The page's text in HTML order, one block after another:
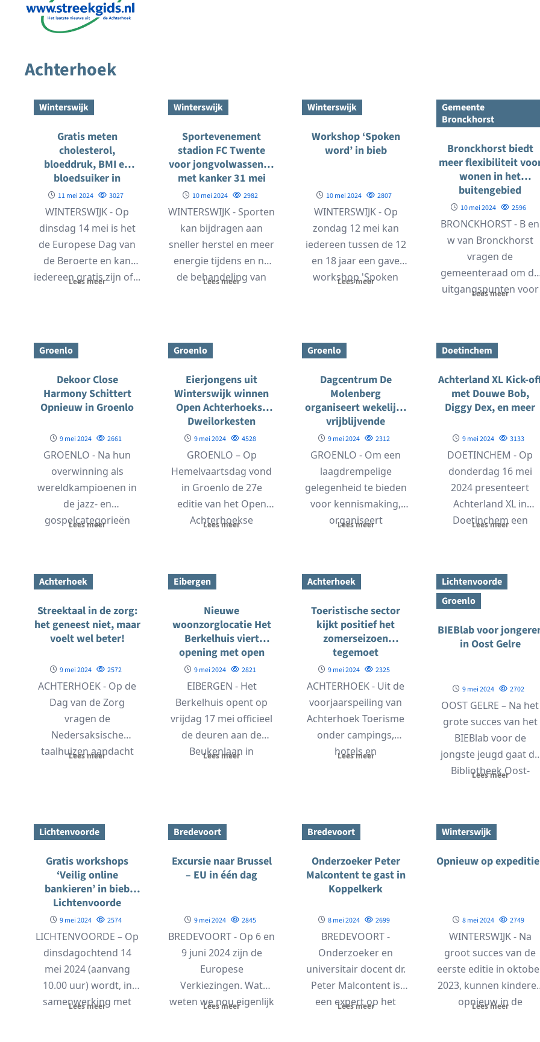
Achterhoek
Winterswijk
Gratis meten
cholesterol,
bloeddruk, BMI en
bloedsuiker in
ziekenhuis
Winterswijk
11 mei 2024 3027
WINTERSWIJK - Op
dinsdag 14 mei is het
de Europese Dag van
de Beroerte en kan
iedereen gratis zijn of...
Lees meer
Winterswijk
Sportevenement
stadion FC Twente
voor jongvolwassenen
met kanker 31 mei
2024
10 mei 2024 2982
WINTERSWIJK - Sporten
kan bijdragen aan
sneller herstel en meer
energie tijdens en na
de behandeling van
Lees meer
Winterswijk
Workshop ‘Spoken
word’ in bieb
10 mei 2024 2807
WINTERSWIJK - Op
zondag 12 mei kan
iedereen tussen de 12
en 18 jaar een gave
workshop 'Spoken
Lees meer
Gemeente
Bronckhorst
Bronckhorst biedt
meer flexibiliteit
wonen in het
buitengebied
10 mei 2024 2596
BRONCKHORST - B en
w van Bronckhorst
vragen de
gemeenteraad om de
uitgangspunten voor
Lees meer
Groenlo
Dekoor Close
Harmony Schittert
Opnieuw in Groenlo
9 mei 2024 2661
GROENLO - Na hun
overwinning als
wereldkampioenen in
de jazz- en
gospelcategorieën
Lees meer
Groenlo
Eierjongens uit
Winterswijk winnen
Open Achterhoekse
Dweilorkesten
Kampioenschap
9 mei 2024 4528
GROENLO – Op
Hemelvaartsdag vond
in Groenlo de 27e
editie van het Open
Achterhoekse
Lees meer
Groenlo
Dagcentrum De
Molenberg
organiseert wekelijks
vrijblijvende
informatiemoment
9 mei 2024 2312
GROENLO - Om een
laagdrempelige
gelegenheid te bieden
voor kennismaking,
organiseert
vrijblijvende...
Lees meer
Doetinchem
Achterland XL Kick-
met Douwe Bob,
Diggy Dex, en meer
9 mei 2024 3133
DOETINCHEM - Op
donderdag 16 mei
2024 presenteert
Achterland XL in
Doetinchem een
Lees meer
Achterhoek
Streektaal in de zorg:
het geneest niet, maar
voelt wel beter!
9 mei 2024 2572
ACHTERHOEK - Op de
Dag van de Zorg
vragen de
Nedersaksische
taalhuizen aandacht
Lees meer
Eibergen
Nieuwe
woonzorglocatie Het
Berkelhuis viert
opening met open
huis
9 mei 2024 2821
EIBERGEN - Het
Berkelhuis opent op
vrijdag 17 mei officieel
de deuren aan de
Beukenlaan in
Lees meer
Achterhoek
Toeristische sector
kijkt positief het
zomerseizoen
tegemoet
9 mei 2024 2325
ACHTERHOEK - Uit de
voorjaarspeiling van
Achterhoek Toerisme
onder campings,
hotels en
Lees meer
Lichtenvoorde
Groenlo
BIEBlab voor
in Oost Gelre
9 mei 2024 2702
OOST GELRE – Na het
grote succes van het
BIEBlab voor de
jongste jeugd gaat de
Bibliotheek Oost-
Lees meer
Lichtenvoorde
Gratis workshops
‘Veilig online
bankieren’ in bieb
Lichtenvoorde
9 mei 2024 2574
LICHTENVOORDE – Op
dinsdagochtend 14
mei 2024 (aanvang
10.00 uur) wordt, in
samenwerking met
Lees meer
Bredevoort
Excursie naar Brussel
– EU in één dag
9 mei 2024 2845
BREDEVOORT - Op 6 en
9 juni 2024 zijn de
Europese
Verkiezingen. Wat
weten we nou eigenlijk
Lees meer
Bredevoort
Onderzoeker Peter
Malcontent te gast in
Koppelkerk
8 mei 2024 2699
BREDEVOORT -
Onderzoeker en
universitair docent dr.
Peter Malcontent is
een expert op het
Lees meer
Winterswijk
Opnieuw op
8 mei 2024 2749
WINTERSWIJK - Na
groot succes van de
eerste editie in
2023, kunnen
opnieuw in de
Lees meer